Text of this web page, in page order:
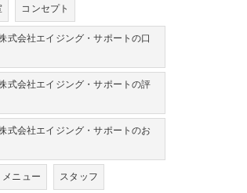
コンセプト
式会社エイジング・サポートの口
式会社エイジング・サポートの評
式会社エイジング・サポートのお
メニュー
スタッフ